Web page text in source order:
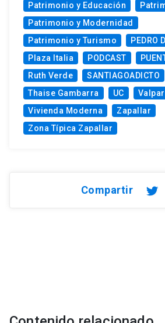
Patrimonio y Educación
Patrimonio y Modernidad
Patrimonio y Turismo
PEDRO
Plaza Italia
PODCAST
Ruth Verde
SANTIAGOADICTO
Thaise Gambarra
UC
Vivienda Moderna
Zapallar
Zona Típica Zapallar
Compartir